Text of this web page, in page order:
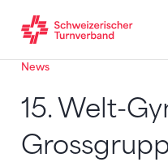
Zum Inhalt springen
Zur Sitemap navigieren
Zum Navigieren dieser
News
15. Welt-